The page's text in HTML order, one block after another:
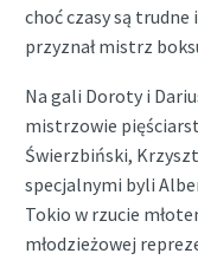
choć czasy są
przyznał mistrz
Na gali Doroty i
mistrzowie
Świerzbiński,
specjalnymi byli
Tokio w rzucie
młodzieżowej